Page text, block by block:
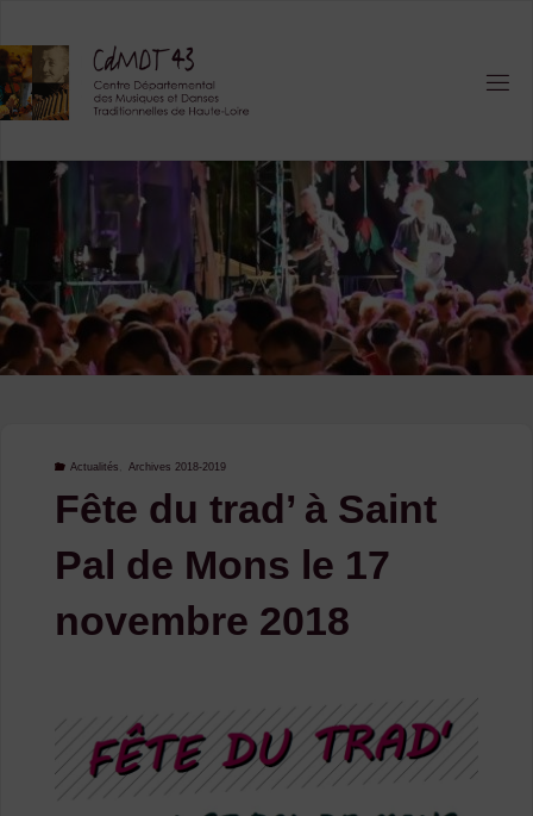
content
Actualités Archives 2018-2019
Fête du trad’ à Saint
Pal de Mons le 17
novembre 2018